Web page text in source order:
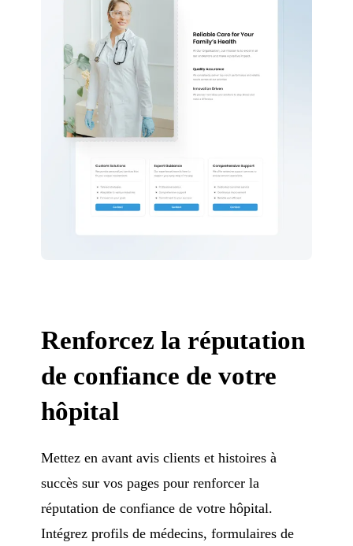
Renforcez la réputation
de confiance de votre
hôpital
Mettez en avant avis clients et histoires à
succès sur vos pages pour renforcer la
réputation de confiance de votre hôpital.
Intégrez profils de médecins, formulaires de